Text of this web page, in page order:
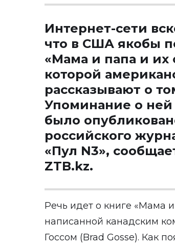
Интернет-сети
что в США якобы
«Мама и папа и их
которой
рассказывают о
Упоминание о ней
было
российского
«Пул N3»,
ZTB.kz.
Речь идет о книге «Мама
написанной канадским
Госсом (Brad Gosse). Как